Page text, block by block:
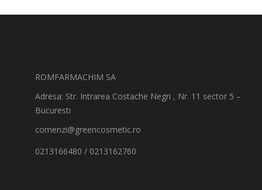
ROMFARMACHIM SA
Adresa: Str. Intrarea Costache Negri , Nr. 11 sector 5 –
Bucuresti
comenzi@greencosmetic.ro
0213166480 / 0213162760